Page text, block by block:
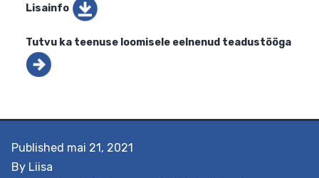
Tutvu ka teenuse loomisele eelnenud
Published mai 21, 2021
By Liisa